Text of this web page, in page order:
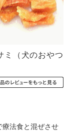
（犬のおやつ
法食と混ぜさせ